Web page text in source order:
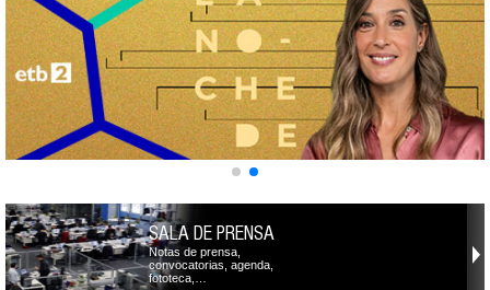
SALA DE PRENSA
Notas de prensa,
convocatorias, agenda,
fototeca,…